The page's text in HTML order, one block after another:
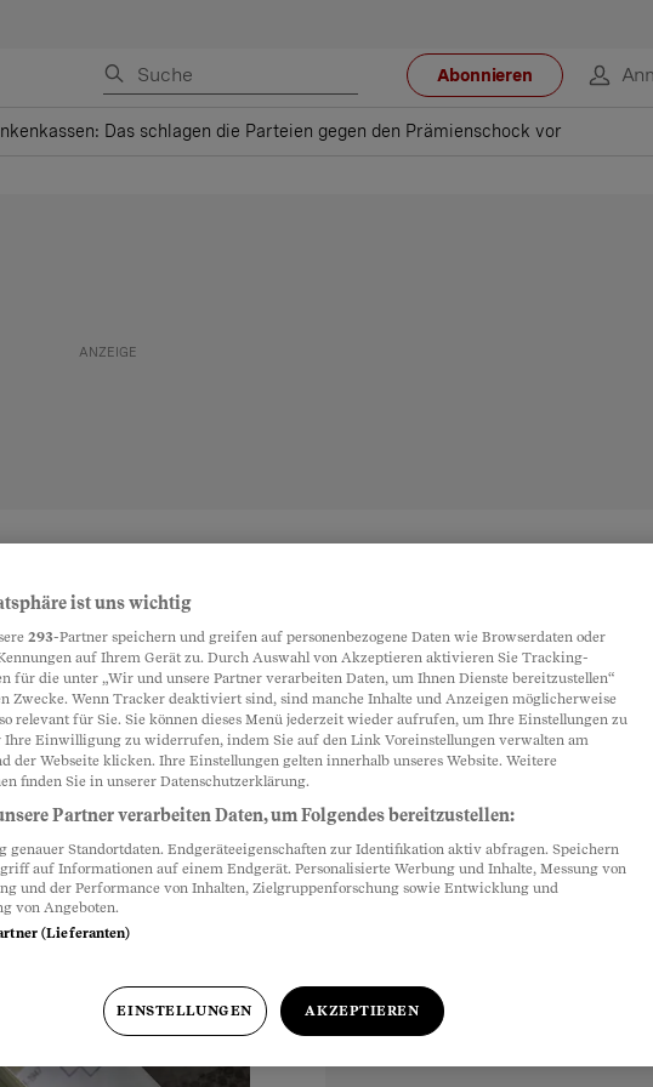
Abonnieren
Das schlagen die Parteien gegen den Prämienschock vor
die
Blick auf die
gehen
ist uns wichtig
293-Partner speichern und greifen auf personenbezogene Daten wie Browserdaten oder
auf Ihrem Gerät zu. Durch Auswahl von Akzeptieren aktivieren Sie Tracking-
für die unter „Wir und unsere Partner verarbeiten Daten, um Ihnen Dienste bereitzustellen“
Zwecke. Wenn Tracker deaktiviert sind, sind manche Inhalte und Anzeigen möglicherweise
relevant für Sie. Sie können dieses Menü jederzeit wieder aufrufen, um Ihre Einstellungen zu
Ihre Einwilligung zu widerrufen, indem Sie auf den Link Voreinstellungen verwalten am
der Webseite klicken. Ihre Einstellungen gelten innerhalb unseres Website. Weitere
finden Sie in unserer Datenschutzerklärung.
Partner verarbeiten Daten, um Folgendes bereitzustellen:
genauer Standortdaten. Endgeräteeigenschaften zur Identifikation aktiv abfragen. Speichern
auf Informationen auf einem Endgerät. Personalisierte Werbung und Inhalte, Messung von
und der Performance von Inhalten, Zielgruppenforschung sowie Entwicklung und
von Angeboten.
(Lieferanten)
EINSTELLUNGEN AKZEPTIEREN